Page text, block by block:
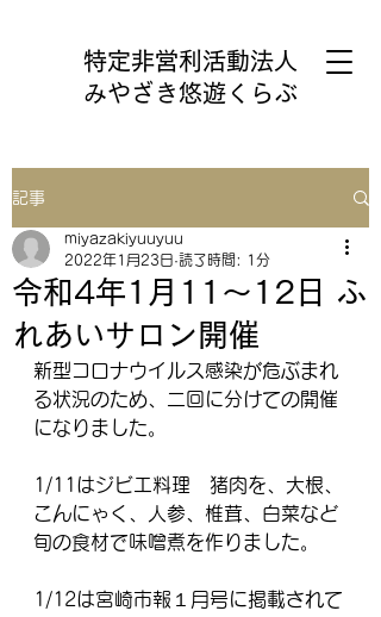
特定非営利活動法人
みやざき悠遊くらぶ
記事
令和4年1月11～12日 ふ
れあいサロン開催
miyazakiyuuyuu
2022年1月23日 読了時間: 1分
新型コロナウイルス感染が危ぶまれ
る状況のため、二回に分けての開催
になりました。
1/11はジビエ料理　猪肉を、大根、
こんにゃく、人参、椎茸、白菜など
旬の食材で味噌煮を作りました。
1/12は宮崎市報１月号に掲載されて